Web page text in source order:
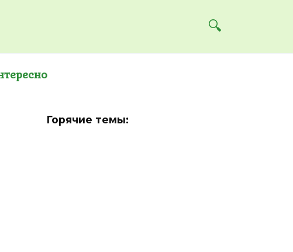
Горячие темы: